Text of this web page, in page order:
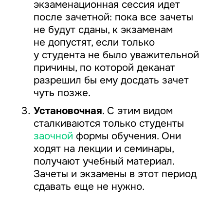
экзаменационная сессия идет
после зачетной: пока все зачеты
не будут сданы, к экзаменам
не допустят, если только
у студента не было уважительной
причины, по которой деканат
разрешил бы ему досдать зачет
чуть позже.
Установочная. С этим видом
сталкиваются только студенты
заочной формы обучения. Они
ходят на лекции и семинары,
получают учебный материал.
Зачеты и экзамены в этот период
сдавать еще не нужно.